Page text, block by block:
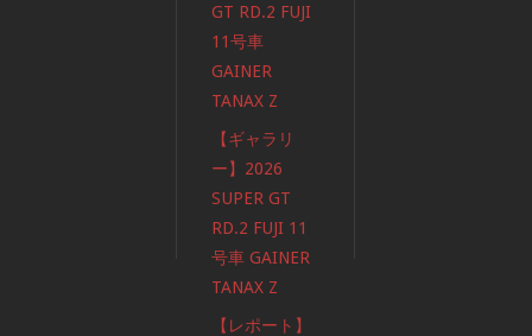
GT RD.2 FUJI
11号車
GAINER
TANAX Z
【ギャラリ
ー】2026
SUPER GT
RD.2 FUJI 11
号車 GAINER
TANAX Z
【レポート】